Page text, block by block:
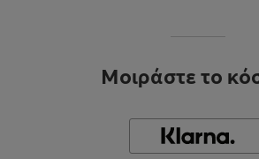
Μοιράστε το